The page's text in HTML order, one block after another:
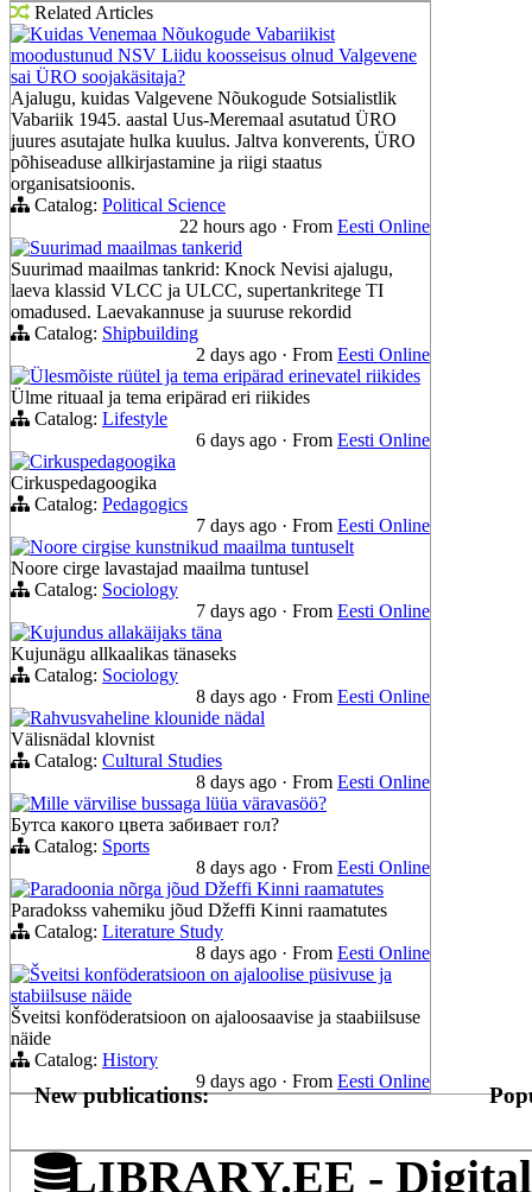
Related Articles
Kuidas Venemaa Nõukogude Vabariikist
moodustunud NSV Liidu koosseisus olnud Valgevene
sai ÜRO soojakäsitaja?
Ajalugu, kuidas Valgevene Nõukogude Sotsialistlik
Vabariik 1945. aastal Uus-Meremaal asutatud ÜRO
juures asutajate hulka kuulus. Jaltva konverents, ÜRO
põhiseaduse allkirjastamine ja riigi staatus
organisatsioonis.
Catalog: Political Science
22 hours ago · From Eesti Online
Suurimad maailmas tankerid
Suurimad maailmas tankrid: Knock Nevisi ajalugu,
laeva klassid VLCC ja ULCC, supertankritege TI
omadused. Laevakannuse ja suuruse rekordid
Catalog: Shipbuilding
2 days ago · From Eesti Online
Ülesmõiste rüütel ja tema eripärad erinevatel riikides
Ülme rituaal ja tema eripärad eri riikides
Catalog: Lifestyle
6 days ago · From Eesti Online
Cirkuspedagoogika
Cirkuspedagoogika
Catalog: Pedagogics
7 days ago · From Eesti Online
Noore cirgise kunstnikud maailma tuntuselt
Noore cirge lavastajad maailma tuntusel
Catalog: Sociology
7 days ago · From Eesti Online
Kujundus allakäijaks täna
Kujunägu allkaalikas tänaseks
Catalog: Sociology
8 days ago · From Eesti Online
Rahvusvaheline klounide nädal
Välisnädal klovnist
Catalog: Cultural Studies
8 days ago · From Eesti Online
Mille värvilise bussaga lüüa väravasöö?
Бутса какого цвета забивает гол?
Catalog: Sports
8 days ago · From Eesti Online
Paradoonia nõrga jõud Džeffi Kinni raamatutes
Paradokss vahemiku jõud Džeffi Kinni raamatutes
Catalog: Literature Study
8 days ago · From Eesti Online
Šveitsi konföderatsioon on ajaloolise püsivuse ja
stabiilsuse näide
Šveitsi konföderatsioon on ajaloosaavise ja staabiilsuse
näide
Catalog: History
9 days ago · From Eesti Online
New publications:
LIBRARY.EE -